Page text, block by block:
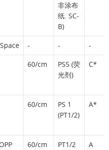
非涂布
纸. SC-
B)
Space - - -
60/cm
PS5 (荧
光剂)
C*
60/cm
PS 1
(PT1/2)
A*
60/cm PT1/2 A